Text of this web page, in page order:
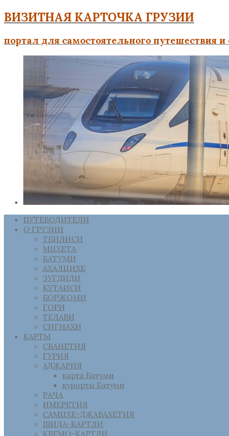
ВИЗИТНАЯ КАРТОЧКА ГРУЗИИ
портал для самостоятельного путешествия и
ПУТЕВОДИТЕЛИ
О ГРУЗИИ
ТБИЛИСИ
МЦХЕТА
БАТУМИ
АХАЛЦИХЕ
ЗУГДИДИ
КУТАИСИ
БОРЖОМИ
ГОРИ
ТЕЛАВИ
СИГНАХИ
КАРТЫ
СВАНЕТИЯ
ГУРИЯ
АДЖАРИЯ
карта Батуми
курорты Батуми
РАЧА
ИМЕРЕТИЯ
САМЦХЕ-ДЖАВАХЕТИЯ
ШИДА-КАРТЛИ
КВЕМО-КАРТЛИ